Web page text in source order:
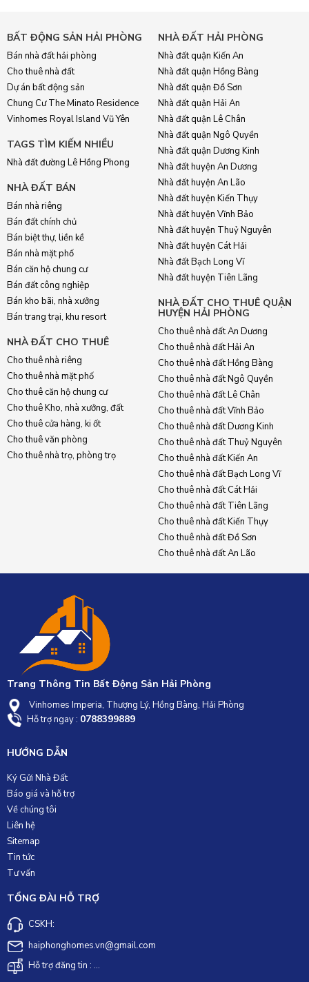
BẤT ĐỘNG SẢN HẢI PHÒNG
Bán nhà đất hải phòng
Cho thuê nhà đất
Dự án bất động sản
Chung Cư The Minato Residence
Vinhomes Royal Island Vũ Yên
TAGS TÌM KIẾM NHIỀU
Nhà đất đường Lê Hồng Phong
NHÀ ĐẤT BÁN
Bán nhà riêng
Bán đất chính chủ
Bán biệt thự, liền kề
Bán nhà mặt phố
Bán căn hộ chung cư
Bán đất công nghiệp
Bán kho bãi, nhà xưởng
Bán trang trại, khu resort
NHÀ ĐẤT CHO THUÊ
Cho thuê nhà riêng
Cho thuê nhà mặt phố
Cho thuê căn hộ chung cư
Cho thuê Kho, nhà xưởng, đất
Cho thuê cửa hàng, ki ốt
Cho thuê văn phòng
Cho thuê nhà trọ, phòng trọ
NHÀ ĐẤT HẢI PHÒNG
Nhà đất quận Kiến An
Nhà đất quận Hồng Bàng
Nhà đất quận Đồ Sơn
Nhà đất quận Hải An
Nhà đất quận Lê Chân
Nhà đất quận Ngô Quyền
Nhà đất quận Dương Kinh
Nhà đất huyện An Dương
Nhà đất huyện An Lão
Nhà đất huyện Kiến Thụy
Nhà đất huyện Vĩnh Bảo
Nhà đất huyện Thuỷ Nguyên
Nhà đất huyện Cát Hải
Nhà đất Bạch Long Vĩ
Nhà đất huyện Tiên Lãng
NHÀ ĐẤT CHO THUÊ QUẬN
HUYỆN HẢI PHÒNG
Cho thuê nhà đất An Dương
Cho thuê nhà đất Hải An
Cho thuê nhà đất Hồng Bàng
Cho thuê nhà đất Ngô Quyền
Cho thuê nhà đất Lê Chân
Cho thuê nhà đất Vĩnh Bảo
Cho thuê nhà đất Dương Kinh
Cho thuê nhà đất Thuỷ Nguyên
Cho thuê nhà đất Kiến An
Cho thuê nhà đất Bạch Long Vĩ
Cho thuê nhà đất Cát Hải
Cho thuê nhà đất Tiên Lãng
Cho thuê nhà đất Kiến Thụy
Cho thuê nhà đất Đồ Sơn
Cho thuê nhà đất An Lão
Trang Thông Tin Bất Động Sản Hải Phòng
Vinhomes Imperia, Thượng Lý, Hồng Bàng, Hải Phòng
Hỗ trợ ngay : 0788399889
HƯỚNG DẪN
Ký Gửi Nhà Đất
Báo giá và hỗ trợ
Về chúng tôi
Liên hệ
Sitemap
Tin tức
Tư vấn
TỔNG ĐÀI HỖ TRỢ
CSKH:
haiphonghomes.vn@gmail.com
Hỗ trợ đăng tin : ...